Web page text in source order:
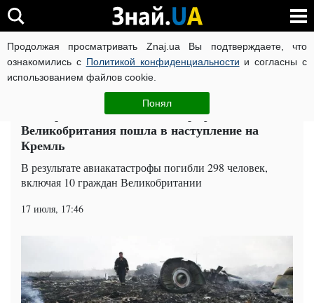
Продолжая просматривать Znaj.ua Вы подтверждаете, что
ознакомились с Политикой конфиденциальности и согласны с
использованием файлов cookie.
Понял
ВОЙНА РОССИИ ПРОТИВ УКРАИНЫ КОРОНАВИРУС В
ЧИТАТИ УКРАЇНСЬКОЮ
Четвертая годовщина катастрофы МН17:
Великобритания пошла в наступление на
Кремль
В результате авиакатастрофы погибли 298 человек,
включая 10 граждан Великобритании
17 июля, 17:46